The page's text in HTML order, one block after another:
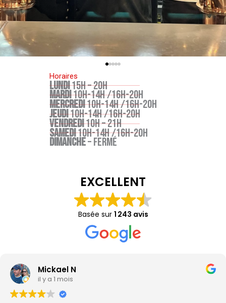
Horaires
LUNDI15H – 20H
MARDI10h-14h /16h-20h
MERCREDI10h-14h /16h-20h
JEUDI10h-14h /16h-20h
VENDREDI10H – 21H
SAMEDI10h-14h /16h-20h
DIMANCHE– FERMÉ
EXCELLENT
Basée sur 1 243 avis
Mickael N
il y a 1 mois